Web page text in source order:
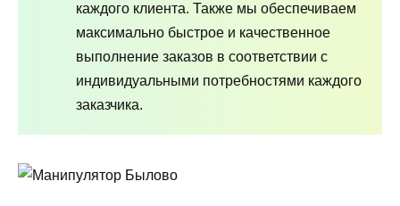
каждого клиента. Также мы обеспечиваем
максимально быстрое и качественное
выполнение заказов в соответствии с
индивидуальными потребностями каждого
заказчика.